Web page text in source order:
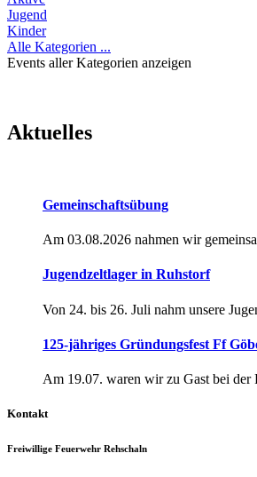
Jugend
Kinder
Alle Kategorien ...
Events aller Kategorien anzeigen
Aktuelles
Gemeinschaftsübung
Am 03.08.2026 nahmen wir
Jugendzeltlager in Ruhstorf
Von 24. bis 26. Juli nahm unsere
125-jähriges Gründungsfest Ff
Am 19.07. waren wir zu Gast bei der
Kontakt
Freiwillige Feuerwehr Rehschaln